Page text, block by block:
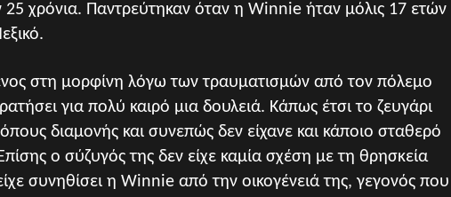
25 χρόνια. Παντρεύτηκαν όταν η Winnie ήταν μόλις 17 ετών
στη μορφίνη λόγω των τραυματισμών από τον πόλεμο
για πολύ καιρό μια δουλειά. Κάπως έτσι το ζευγάρι
διαμονής και συνεπώς δεν είχανε και κάποιο σταθερό
ο σύζυγός της δεν είχε καμία σχέση με τη θρησκεία
συνηθίσει η Winnie από την οικογένειά της, γεγονός που